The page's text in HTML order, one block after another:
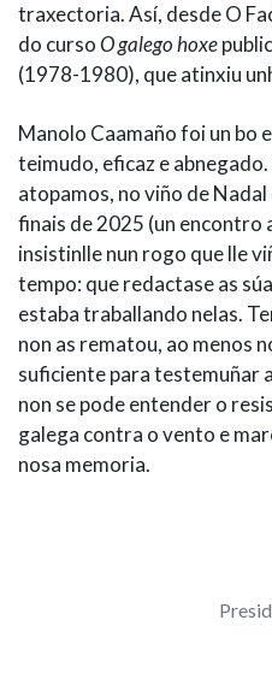
traxectoria. Así, desde O
do cursoO galego hoxe
(1978-1980), que atinxiu
Manolo Caamaño foi un bo
teimudo, eficaz e
atopamos, no viño de
finais de 2025 (un encontro
insistinlle nun rogo que lle
tempo: que redactase as
estaba traballando nelas.
non as rematou, ao menos
suficiente para testemuñar
non se pode entender o
galega contra o vento e
nosa memoria.